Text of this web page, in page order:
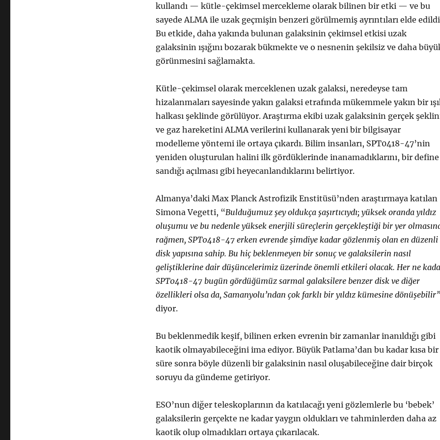
kullandı — kütle-çekimsel mercekleme olarak bilinen bir etki — ve bu
sayede ALMA ile uzak geçmişin benzeri görülmemiş ayrıntıları elde
Bu etkide, daha yakında bulunan galaksinin çekimsel etkisi uzak
galaksinin ışığını bozarak bükmekte ve o nesnenin şekilsiz ve daha
görünmesini sağlamakta.
Kütle-çekimsel olarak merceklenen uzak galaksi, neredeyse tam
hizalanmaları sayesinde yakın galaksi etrafında mükemmele yakın bir
halkası şeklinde görülüyor. Araştırma ekibi uzak galaksinin gerçek
ve gaz hareketini ALMA verilerini kullanarak yeni bir bilgisayar
modelleme yöntemi ile ortaya çıkardı. Bilim insanları, SPT0418-47’nin
yeniden oluşturulan halini ilk gördüklerinde inanamadıklarını, bir define
sandığı açılması gibi heyecanlandıklarını belirtiyor.
Almanya’daki Max Planck Astrofizik Enstitüsü’nden araştırmaya katılan
Simona Vegetti, “Bulduğumuz şey oldukça şaşırtıcıydı; yüksek oranda yıldız
oluşumu ve bu nedenle yüksek enerjili süreçlerin gerçekleştiği bir yer
rağmen, SPT0418-47 erken evrende şimdiye kadar gözlenmiş olan en düzenli
disk yapısına sahip. Bu hiç beklenmeyen bir sonuç ve galaksilerin nasıl
geliştiklerine dair düşüncelerimiz üzerinde önemli etkileri olacak. Her ne
SPT0418-47 bugün gördüğümüz sarmal galaksilere benzer disk ve diğer
özellikleri olsa da, Samanyolu’ndan çok farklı bir yıldız kümesine dönüşebilir”
diyor.
Bu beklenmedik keşif, bilinen erken evrenin bir zamanlar inanıldığı gibi
kaotik olmayabileceğini ima ediyor. Büyük Patlama’dan bu kadar kısa bir
süre sonra böyle düzenli bir galaksinin nasıl oluşabileceğine dair birçok
soruyu da gündeme getiriyor.
ESO’nun diğer teleskoplarının da katılacağı yeni gözlemlerle bu ‘bebek’
galaksilerin gerçekte ne kadar yaygın oldukları ve tahminlerden daha az
kaotik olup olmadıkları ortaya çıkarılacak.